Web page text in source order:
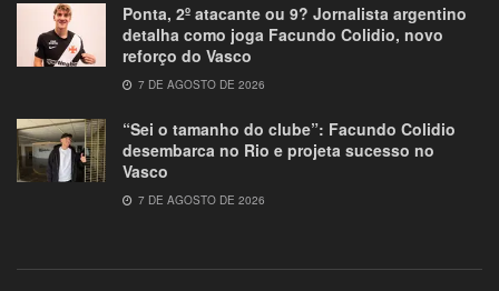
Ponta, 2º atacante ou 9? Jornalista argentino
detalha como joga Facundo Colidio, novo
reforço do Vasco
7 DE AGOSTO DE 2026
“Sei o tamanho do clube”: Facundo Colidio
desembarca no Rio e projeta sucesso no
Vasco
7 DE AGOSTO DE 2026